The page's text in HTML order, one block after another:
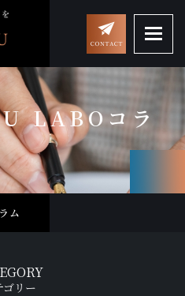
LABOコラ
ム
ゴリー